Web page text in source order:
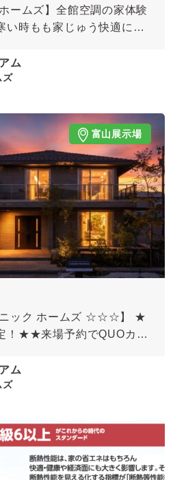
ームズ】全館空調の家体験
い時もも家じゅう快適に！
ム
ズ
富山展示場
☆☆☆】 ★
！★★来場予約でQUOカー
ム
ズ